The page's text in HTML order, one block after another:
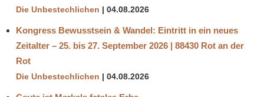
Die Unbestechlichen 04.08.2026
Kongress Bewusstsein & Wandel: Eintritt in ein neues
Zeitalter – 25. bis 27. September 2026 | 88430 Rot an der
Rot
Die Unbestechlichen 04.08.2026